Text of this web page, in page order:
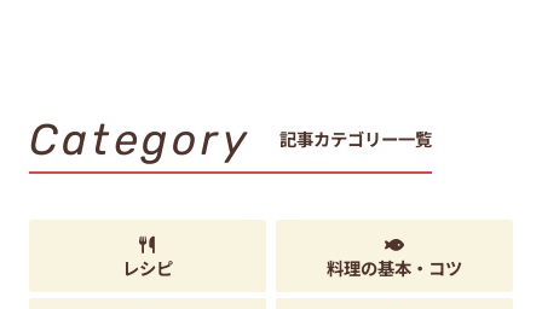
Category 記事カテゴリー一覧
レシピ 料理の基本・コツ